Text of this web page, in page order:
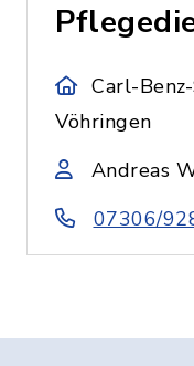
Carl-
Vöhringen
Andreas
07306/